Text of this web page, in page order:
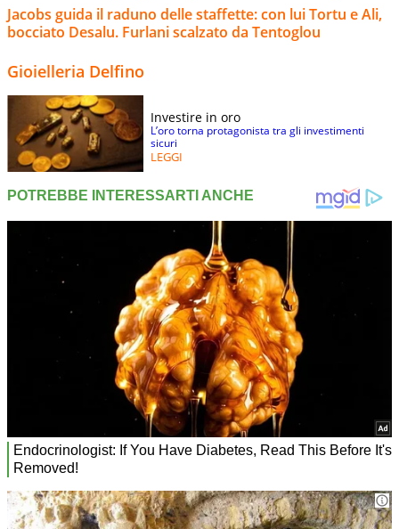
Jacobs guida il raduno delle staffette: con lui Tortu e Ali,
bocciato Desalu. Furlani scalzato da Tentoglou
Gioielleria Delfino
Investire in oro
L’oro torna protagonista tra gli investimenti
sicuri
LEGGI